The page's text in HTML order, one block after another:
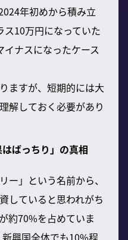
年初めから積み立
10万円になっていた
ナスになったケース
ますが、短期的には大
解しておく必要があり
ばっちり」の真相
ー」という名前から、
していると思われがち
約70%を占めていま
興国全体でも10%程